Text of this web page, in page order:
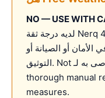
NO — USE WITH
لديه درجة ثقة Nerq تبلغ 46.0/100 (D). لديه إشارات ثقة
أو الصيانة أو
التوثيق. Not موصى به لـ production use without
thorough manual
measures.